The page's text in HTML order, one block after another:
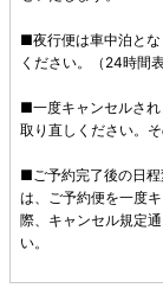
■夜行便は車中泊と
ください。（24時間
■一度キャンセルさ
取り直しください。
■ご予約完了後の日
は、ご予約便を一度
際、キャンセル規定
い。